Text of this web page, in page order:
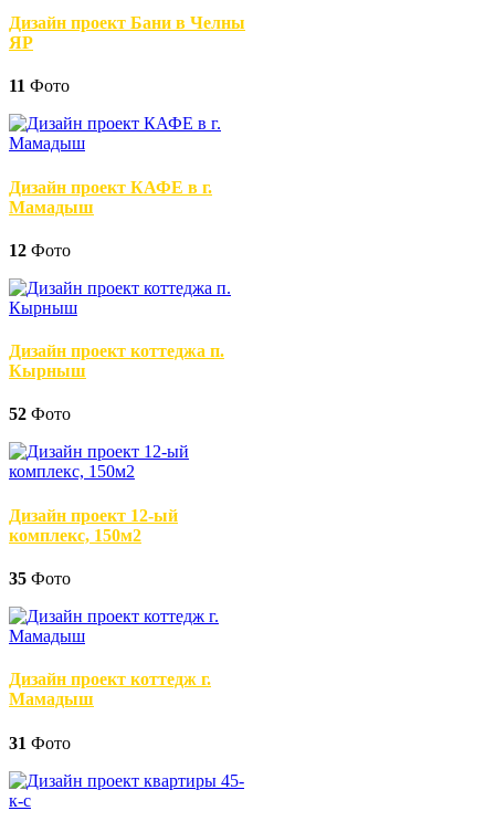
Дизайн проект Бани в Челны
ЯР
11 Фото
Дизайн проект КАФЕ в г.
Мамадыш
12 Фото
Дизайн проект коттеджа п.
Кырныш
52 Фото
Дизайн проект 12-ый
комплекс, 150м2
35 Фото
Дизайн проект коттедж г.
Мамадыш
31 Фото